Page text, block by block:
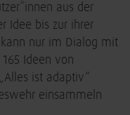
aus der
Idee bis zur ihrer
nur im Dialog mit
Ideen von
ist adaptiv“
einsammeln